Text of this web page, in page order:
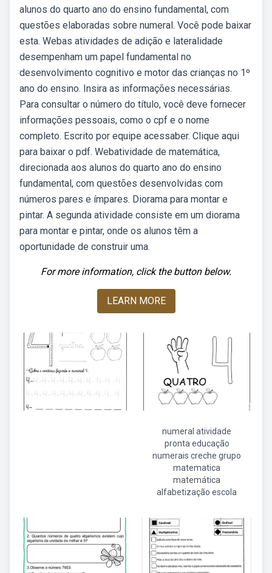
alunos do quarto ano do ensino fundamental, com
questões elaboradas sobre numeral. Você pode baixar
esta. Webas atividades de adição e lateralidade
desempenham um papel fundamental no
desenvolvimento cognitivo e motor das crianças no 1º
ano do ensino. Insira as informações necessárias.
Para consultar o número do título, você deve fornecer
informações pessoais, como o cpf e o nome
completo. Escrito por equipe acessaber. Clique aqui
para baixar o pdf. Webatividade de matemática,
direcionada aos alunos do quarto ano do ensino
fundamental, com questões desenvolvidas com
números pares e ímpares. Diorama para montar e
pintar. A segunda atividade consiste em um diorama
para montar e pintar, onde os alunos têm a
oportunidade de construir uma.
For more information, click the button below.
LEARN MORE
numeral atividade
pronta educação
numerais creche grupo
matematica
matemática
alfabetização escola